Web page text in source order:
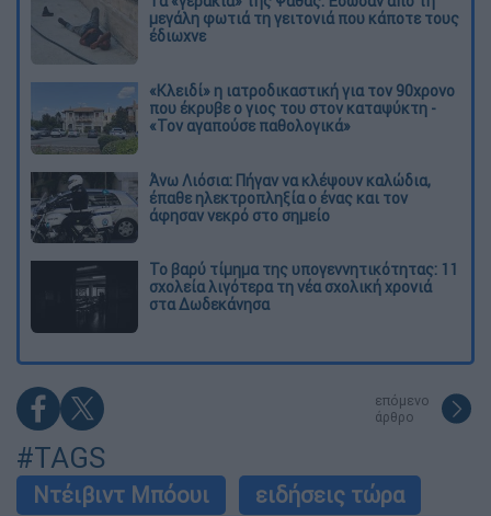
μεγάλη φωτιά τη γειτονιά που κάποτε τους
έδιωχνε
«Κλειδί» η ιατροδικαστική για τον 90χρονο
που έκρυβε ο γιος του στον καταψύκτη -
«Τον αγαπούσε παθολογικά»
Άνω Λιόσια: Πήγαν να κλέψουν καλώδια,
έπαθε ηλεκτροπληξία ο ένας και τον
άφησαν νεκρό στο σημείο
Το βαρύ τίμημα της υπογεννητικότητας: 11
σχολεία λιγότερα τη νέα σχολική χρονιά
στα Δωδεκάνησα
επόμενο
άρθρο
#TAGS
Ντέιβιντ Μπόουι ειδήσεις τώρα